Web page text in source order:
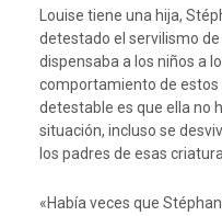
Louise tiene una hija,
detestado el servilismo
dispensaba a los niños a
comportamiento de estos
detestable es que ella no
situación, incluso se
los padres de esas
«Había veces que